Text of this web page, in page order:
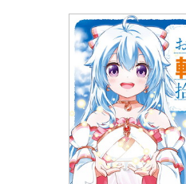
会社情報
スクウェア・エニックス サイト内検索